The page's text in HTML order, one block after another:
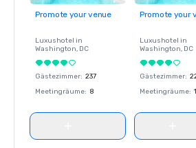
Promote your venue
Luxushotel in
Washington, DC
Gästezimmer: 237
Meetingräume: 8
Promote your
Luxushotel in
Washington, DC
Gästezimmer:
Meetingräume: